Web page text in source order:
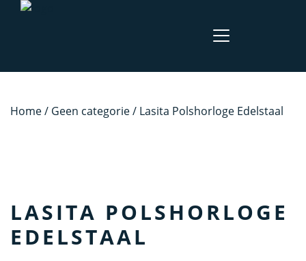
Home/ Geen categorie/ Lasita Polshorloge Edelstaal
LASITA POLSHORLOGE
EDELSTAAL